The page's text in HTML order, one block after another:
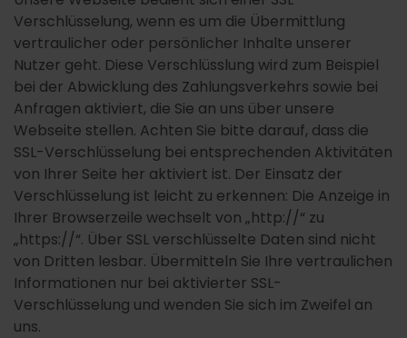
Verschlüsselung, wenn es um die Übermittlung
vertraulicher oder persönlicher Inhalte unserer
Nutzer geht. Diese Verschlüsslung wird zum Beispiel
bei der Abwicklung des Zahlungsverkehrs sowie bei
Anfragen aktiviert, die Sie an uns über unsere
Webseite stellen. Achten Sie bitte darauf, dass die
SSL-Verschlüsselung bei entsprechenden Aktivitäten
von Ihrer Seite her aktiviert ist. Der Einsatz der
Verschlüsselung ist leicht zu erkennen: Die Anzeige in
Ihrer Browserzeile wechselt von „http://“ zu
„https://“. Über SSL verschlüsselte Daten sind nicht
von Dritten lesbar. Übermitteln Sie Ihre vertraulichen
Informationen nur bei aktivierter SSL-
Verschlüsselung und wenden Sie sich im Zweifel an
uns.